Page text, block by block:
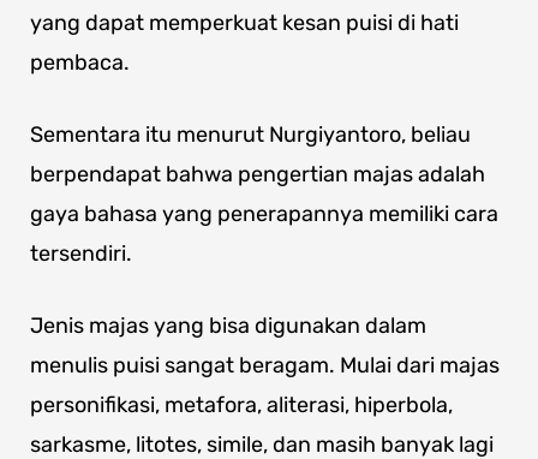
yang dapat memperkuat kesan puisi di hati
pembaca.
Sementara itu menurut Nurgiyantoro, beliau
berpendapat bahwa pengertian majas adalah
gaya bahasa yang penerapannya memiliki cara
tersendiri.
Jenis majas yang bisa digunakan dalam
menulis puisi sangat beragam. Mulai dari majas
personifikasi, metafora, aliterasi, hiperbola,
sarkasme, litotes, simile, dan masih banyak lagi